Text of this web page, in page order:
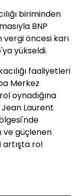
biriminden
BNP
vergi öncesi karı
yükseldi.
faaliyetleri
Merkez
oynadığına
Jean Laurent
ve güçlenen
artışta rol